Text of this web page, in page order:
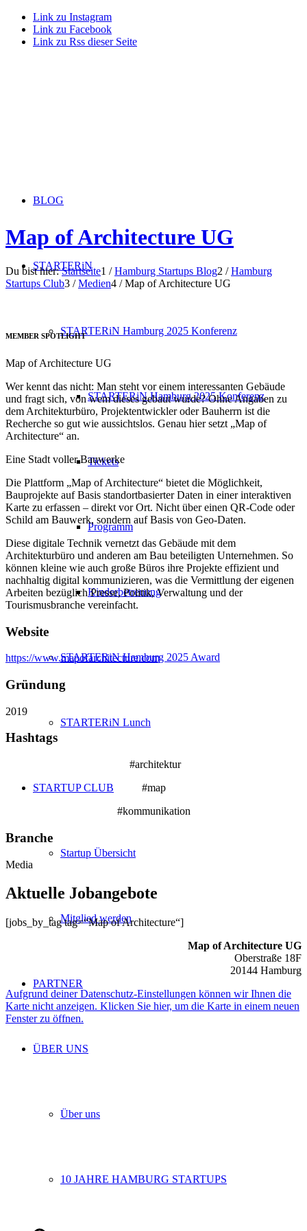
Link zu Instagram
Link zu Facebook
Link zu Rss dieser Seite
BLOG
STARTERiN
STARTERiN Hamburg 2025 Konferenz
STARTERiN Hamburg 2025 Konferenz
Tickets
Programm
Kinderbetreuung
STARTERiN Hamburg 2025 Award
STARTERiN Lunch
STARTUP CLUB
Startup Übersicht
Mitglied werden
PARTNER
ÜBER UNS
Über uns
10 JAHRE HAMBURG STARTUPS
Map of Architecture UG
Du bist hier: Startseite1 / Hamburg Startups Blog2 / Hamburg
Startups Club3 / Medien4 / Map of Architecture UG
MEMBER SPOTLIGHT
Map of Architecture UG
Wer kennt das nicht: Man steht vor einem interessanten Gebäude
und fragt sich, von wem dieses gebaut wurde? Ohne Angaben zu
dem Architekturbüro, Projektentwickler oder Bauherrn ist die
Recherche so gut wie aussichtslos. Genau hier setzt „Map of
Architecture“ an.
Eine Stadt voller Bauwerke
Die Plattform „Map of Architecture“ bietet die Möglichkeit,
Bauprojekte auf Basis standortbasierter Daten in einer interaktiven
Karte zu erfassen – direkt vor Ort. Nicht über einen QR-Code oder
Schild am Bauwerk, sondern auf Basis von Geo-Daten.
Diese digitale Technik vernetzt das Gebäude mit dem
Architekturbüro und anderen am Bau beteiligten Unternehmen. So
können kleine wie auch große Büros ihre Projekte effizient und
nachhaltig digital kommunizieren, was die Vermittlung der eigenen
Arbeiten bezüglich Presse, Politik, Verwaltung und der
Tourismusbranche vereinfacht.
Website
https://www.mapofarchitecture.com
Gründung
2019
Hashtags
#architektur
#map
#kommunikation
Branche
Media
Aktuelle Jobangebote
[jobs_by_tag tag=“Map of Architecture“]
Map of Architecture UG
Oberstraße 18F
20144 Hamburg
Aufgrund deiner Datenschutz-Einstellungen können wir Ihnen die
Karte nicht anzeigen. Klicken Sie hier, um die Karte in einem neuen
Fenster zu öffnen.